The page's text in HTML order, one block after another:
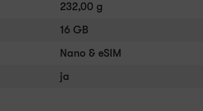
232,00 g
16 GB
Nano & eSIM
ja